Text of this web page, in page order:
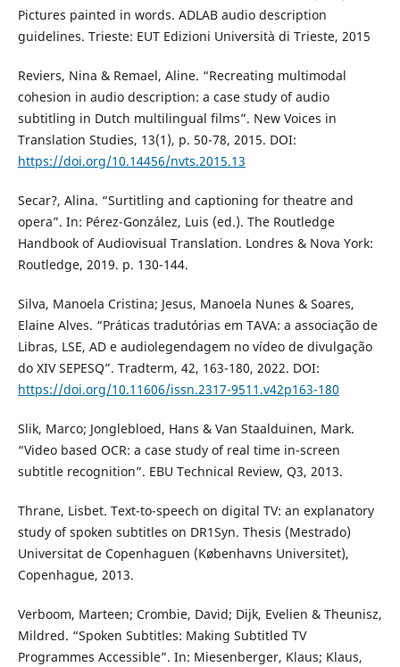
Pictures painted in words. ADLAB audio description
guidelines. Trieste: EUT Edizioni Università di Trieste, 2015
Reviers, Nina & Remael, Aline. “Recreating multimodal
cohesion in audio description: a case study of audio
subtitling in Dutch multilingual films”. New Voices in
Translation Studies, 13(1), p. 50-78, 2015. DOI:
https://doi.org/10.14456/nvts.2015.13
Secar?, Alina. “Surtitling and captioning for theatre and
opera”. In: Pérez-González, Luis (ed.). The Routledge
Handbook of Audiovisual Translation. Londres & Nova York:
Routledge, 2019. p. 130-144.
Silva, Manoela Cristina; Jesus, Manoela Nunes & Soares,
Elaine Alves. “Práticas tradutórias em TAVA: a associação de
Libras, LSE, AD e audiolegendagem no vídeo de divulgação
do XIV SEPESQ”. Tradterm, 42, 163-180, 2022. DOI:
https://doi.org/10.11606/issn.2317-9511.v42p163-180
Slik, Marco; Jonglebloed, Hans & Van Staalduinen, Mark.
“Video based OCR: a case study of real time in-screen
subtitle recognition”. EBU Technical Review, Q3, 2013.
Thrane, Lisbet. Text-to-speech on digital TV: an explanatory
study of spoken subtitles on DR1Syn. Thesis (Mestrado)
Universitat de Copenhaguen (Københavns Universitet),
Copenhague, 2013.
Verboom, Marteen; Crombie, David; Dijk, Evelien & Theunisz,
Mildred. “Spoken Subtitles: Making Subtitled TV
Programmes Accessible”. In: Miesenberger, Klaus; Klaus,